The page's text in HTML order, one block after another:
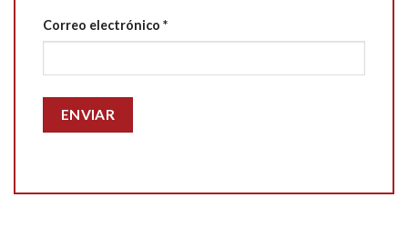
Correo electrónico *